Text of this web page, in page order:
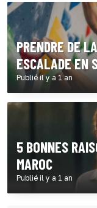
PRENDRE DE
ESCALADE EN
Publié il y a 1 an
5 BONNES
MAROC
Publié il y a 1 an